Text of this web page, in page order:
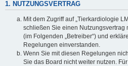
1. NUTZUNGSVERTRAG
Mit dem Zugriff auf „Tierkardiologie
schließen Sie einen Nutzungsvertrag
(im Folgenden „Betreiber“) und
Regelungen einverstanden.
Wenn Sie mit diesen Regelungen
Sie das Board nicht weiter nutzen.